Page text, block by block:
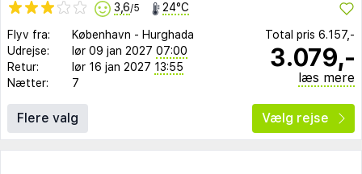
3,6/5 24°C
Flyv fra: København - Hurghada
Udrejse:
lør 09 jan 2027 07:00
Retur:
lør 16 jan 2027 13:55
Nætter:
7
Total pris 6.157,-
3.079,-
læs mere
Flere valg Vælg rejse